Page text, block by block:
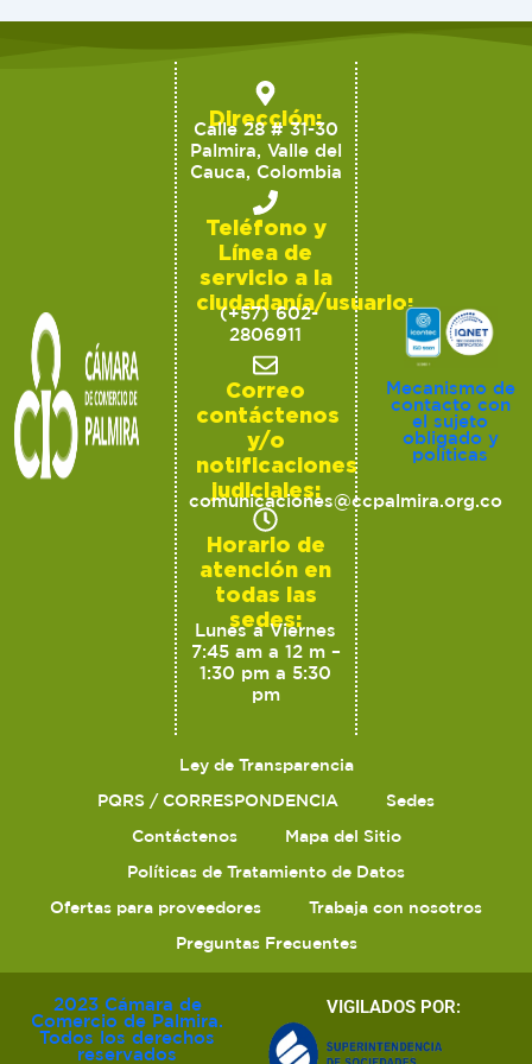
Dirección:
Calle 28 # 31-30
Palmira, Valle del
Cauca, Colombia
Teléfono y
Línea de
servicio a la
ciudadanía/usuario:
(+57) 602-
2806911
Correo
contáctenos
y/o
notificaciones
judiciales:
comunicaciones@ccpalmira.org.co
Horario de
atención en
todas las
sedes:
Lunes a Viernes
7:45 am a 12 m –
1:30 pm a 5:30
pm
Mecanismo de
contacto con
el sujeto
obligado y
políticas
Ley de Transparencia
PQRS / CORRESPONDENCIA
Sedes
Contáctenos
Mapa del Sitio
Políticas de Tratamiento de Datos
Ofertas para proveedores
Trabaja con nosotros
Preguntas Frecuentes
2023 Cámara de
Comercio de Palmira.
Todos los derechos
reservados
VIGILADOS POR: